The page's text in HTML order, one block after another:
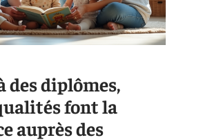
des diplômes,
font la
auprès des